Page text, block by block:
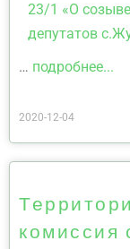
23/1 «О
депутатов
… подробнее...
2020-12-04
комиссия